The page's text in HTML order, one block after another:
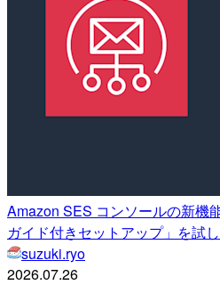
Amazon SES コンソールの新機
ガイド付きセットアップ」を試
suzuki.ryo
2026.07.26